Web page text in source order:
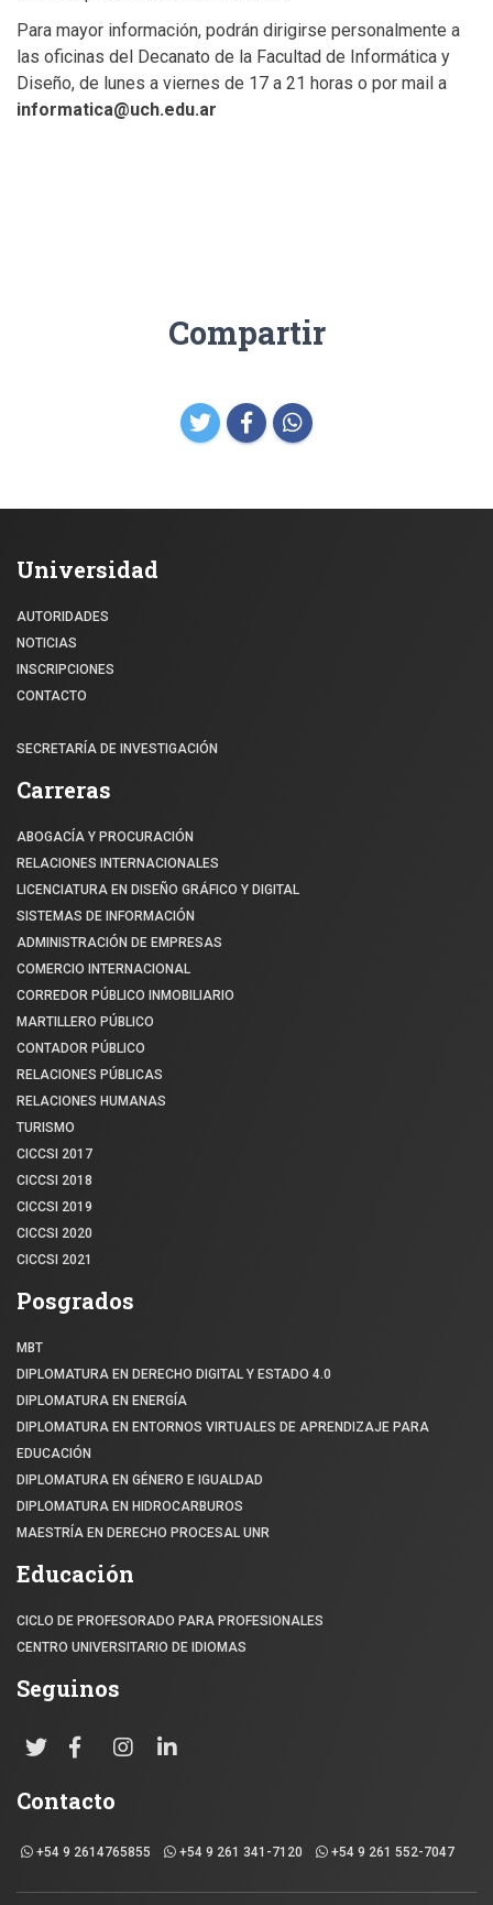
Para mayor información, podrán dirigirse personalmente a
las oficinas del Decanato de la Facultad de Informática y
Diseño, de lunes a viernes de 17 a 21 horas o por mail a
informatica@uch.edu.ar
Compartir
Universidad
AUTORIDADES
NOTICIAS
INSCRIPCIONES
CONTACTO
SECRETARÍA DE INVESTIGACIÓN
Carreras
ABOGACÍA Y PROCURACIÓN
RELACIONES INTERNACIONALES
LICENCIATURA EN DISEÑO GRÁFICO Y DIGITAL
SISTEMAS DE INFORMACIÓN
ADMINISTRACIÓN DE EMPRESAS
COMERCIO INTERNACIONAL
CORREDOR PÚBLICO INMOBILIARIO
MARTILLERO PÚBLICO
CONTADOR PÚBLICO
RELACIONES PÚBLICAS
RELACIONES HUMANAS
TURISMO
CICCSI 2017
CICCSI 2018
CICCSI 2019
CICCSI 2020
CICCSI 2021
Posgrados
MBT
DIPLOMATURA EN DERECHO DIGITAL Y ESTADO 4.0
DIPLOMATURA EN ENERGÍA
DIPLOMATURA EN ENTORNOS VIRTUALES DE APRENDIZAJE PARA
EDUCACIÓN
DIPLOMATURA EN GÉNERO E IGUALDAD
DIPLOMATURA EN HIDROCARBUROS
MAESTRÍA EN DERECHO PROCESAL UNR
Educación
CICLO DE PROFESORADO PARA PROFESIONALES
CENTRO UNIVERSITARIO DE IDIOMAS
Seguinos
Contacto
+54 9 2614765855 +54 9 261 341-7120 +54 9 261 552-7047